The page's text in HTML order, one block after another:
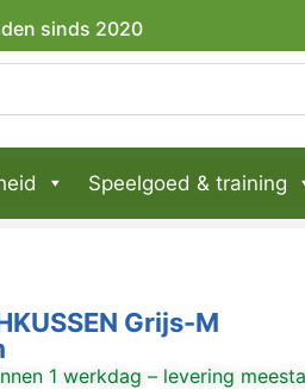
sinds 2020
Speelgoed & training
Grijs-M
1 werkdag – levering